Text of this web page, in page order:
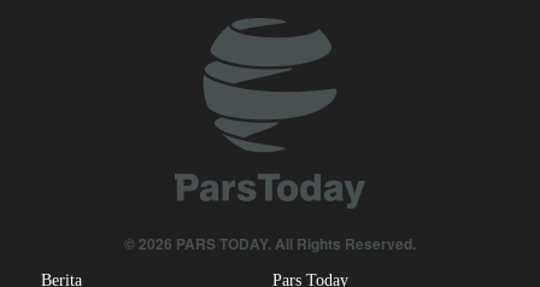
Legislator Iran: AS Akan Segera Diusir dari Kawasan dan Semua
Dua Orang di UEA Ditahan karena Sebarkan Foto Ledakan Jebel
© 2026 PARS TODAY. All Rights Reserved.
Berita Pars Today